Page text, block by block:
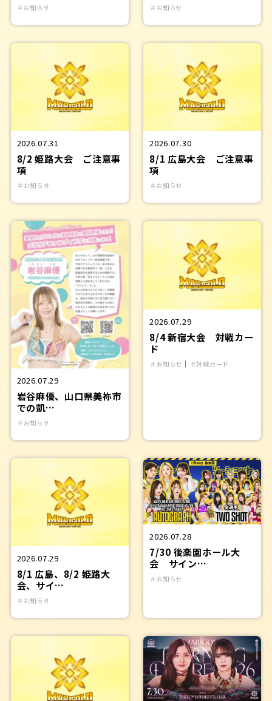
＃お知らせ ＃お知らせ
2026.07.31
8/2 姫路大会 ご注意事
項
＃お知らせ
2026.07.30
8/1 広島大会 ご注意事
項
＃お知らせ
2026.07.29
岩谷麻優、山口県美祢市
での凱…
＃お知らせ
2026.07.29
8/4 新宿大会 対戦カー
ド
＃お知らせ ｜ ＃対戦カード
2026.07.29
8/1 広島、8/2 姫路大
会、サイ…
＃お知らせ
2026.07.28
7/30 後楽園ホール大
会 サイン…
＃お知らせ